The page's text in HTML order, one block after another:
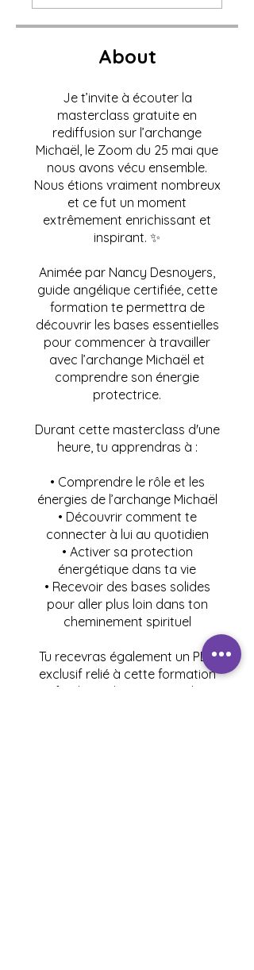
About
Je t’invite à écouter la
masterclass gratuite en
rediffusion sur l’archange
Michaël, le Zoom du 25 mai que
nous avons vécu ensemble.
Nous étions vraiment nombreux
et ce fut un moment
extrêmement enrichissant et
inspirant. ✨
Animée par Nancy Desnoyers,
guide angélique certifiée, cette
formation te permettra de
découvrir les bases essentielles
pour commencer à travailler
avec l’archange Michaël et
comprendre son énergie
protectrice.
Durant cette masterclass d'une
heure, tu apprendras à :
• Comprendre le rôle et les
énergies de l’archange Michaël
• Découvrir comment te
connecter à lui au quotidien
• Activer sa protection
énergétique dans ta vie
• Recevoir des bases solides
pour aller plus loin dans ton
cheminement spirituel
Tu recevras également un PDF
exclusif relié à cette formation
afin de t’aider à intégrer les